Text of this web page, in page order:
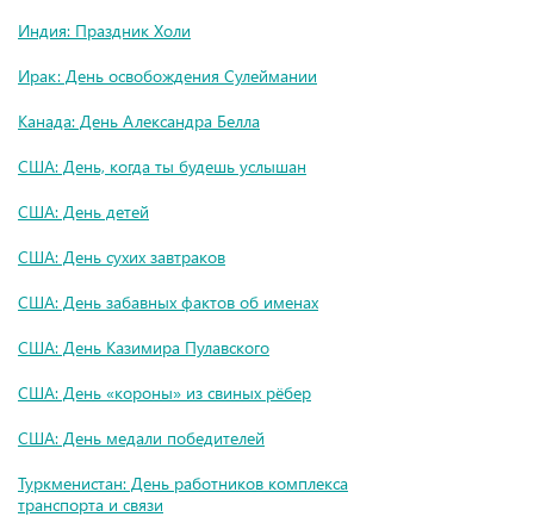
Индия: Праздник Холи
Ирак: День освобождения Сулеймании
Канада: День Александра Белла
США: День, когда ты будешь услышан
США: День детей
США: День сухих завтраков
США: День забавных фактов об именах
США: День Казимира Пулавского
США: День «короны» из свиных рёбер
США: День медали победителей
Туркменистан: День работников комплекса
транспорта и связи